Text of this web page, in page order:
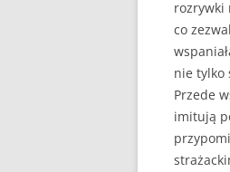
rozrywki
co
nie tylko
Przede
imitują